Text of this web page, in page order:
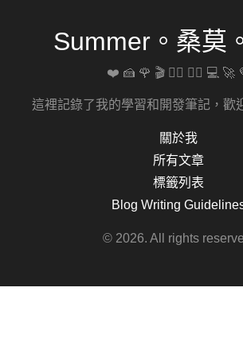
Summer。桑莫
❤️ 🍰 🌹 🎬 🚴‍♀️ 🏋️‍♀️ 💻 🚀
這裡記錄了我的學習和開發筆記，歡
關於我
所有文章
標籤列表
Blog Writing
© 2026. All rights